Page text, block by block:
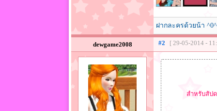
ฝากละครด้วยน้า ^0^
dewgame2008 #2 [ 29-05-2014 -
สำหรับสัปด